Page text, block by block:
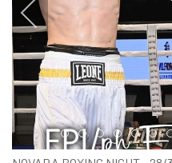
Item 0Item 1Item 2Item 3Item 4